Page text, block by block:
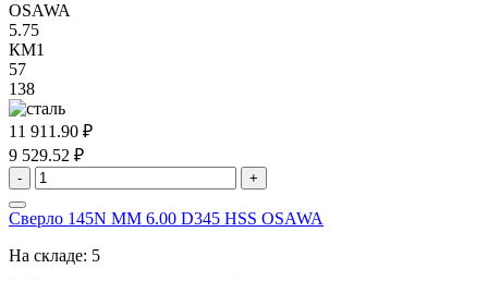
OSAWA
5.75
КМ1
57
138
11 911.90 ₽
9 529.52 ₽
- +
Сверло 145N MM 6.00 D345 HSS OSAWA
На складе: 5